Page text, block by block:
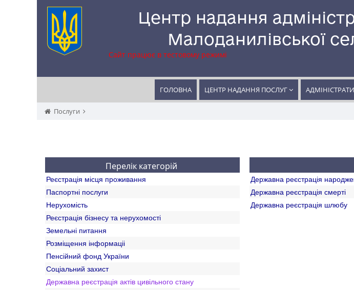
Центр надання
Малоданилівської
Сайт працює в тестовому режимі
ГОЛОВНА ЦЕНТР НАДАННЯ ПОСЛУГ
Послуги
Перелік категорій
Реєстрація місця проживання
Паспортні послуги
Нерухомість
Реєстрація бізнесу та нерухомості
Земельні питання
Розміщення інформаціі
Пенсійний фонд України
Соціальний захист
Державна реєстрація актів цивільного стану
Державна реєстрація
Державна реєстрація смерті
Державна реєстрація шлюбу